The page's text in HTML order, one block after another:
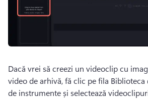
Dacă vrei să creezi un videoclip cu
video de arhivă, fă clic pe fila
de instrumente și selectează